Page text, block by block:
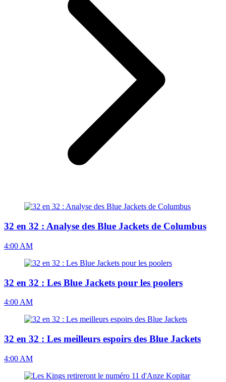
32 en 32 : Analyse des Blue Jackets de Columbus
4:00 AM
32 en 32 : Les Blue Jackets pour les poolers
4:00 AM
32 en 32 : Les meilleurs espoirs des Blue Jackets
4:00 AM